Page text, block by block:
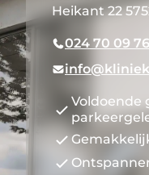
Heikant 22
024 70 09
Voldoende